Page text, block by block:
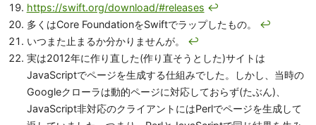
https://swift.org/download/#releases ↩
多くはCore FoundationをSwiftでラップしたもの。 ↩
いつまた止まるか分かりませんが。 ↩
実は2012年に作り直した(作り直そうとした)サイトは
JavaScriptでページを生成する仕組みでした。しかし、当時の
Googleクローラは動的ページに対応しておらず(たぶん)、
JavaScript非対応のクライアントにはPerlでページを生成して